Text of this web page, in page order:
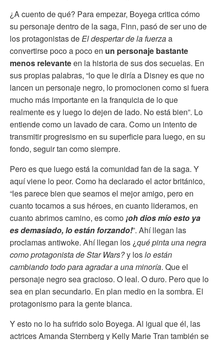
¿A cuento de qué? Para empezar, Boyega critica cómo
su personaje dentro de la saga, Finn, pasó de ser uno de
los protagonistas deEl despertar de la fuerzaa
convertirse poco a poco en un personaje bastante
menos relevanteen la historia de sus dos secuelas. En
sus propias palabras, “lo que le diría a Disney es que no
lancen un personaje negro, lo promocionen como si fuera
mucho más importante en la franquicia de lo que
realmente es y luego lo dejen de lado. No está bien”. Lo
entiende como un lavado de cara. Como un intento de
transmitir progresismo en su superficie para luego, en su
fondo, seguir tan como siempre.
Pero es que luego está la comunidad fan de la saga. Y
aquí viene lo peor. Como ha declarado el actor británico,
“les parece bien que seamos el mejor amigo, pero en
cuanto tocamos a sus héroes, en cuanto lideramos, en
cuanto abrimos camino, es como¡oh dios mío esto ya
es demasiado, lo están forzando!”. Ahí llegan las
proclamas antiwoke. Ahí llegan los ¿qué pinta una negra
como protagonista de Star Wars?y loslo están
cambiando todo para agradar a una minoría. Que el
personaje negro sea gracioso. O leal. O duro. Pero que lo
sea en plan secundario. En plan medio en la sombra. El
protagonismo para la gente blanca.
Y esto no lo ha sufrido solo Boyega. Al igual que él, las
actrices Amanda Sternberg y Kelly Marie Tran también se